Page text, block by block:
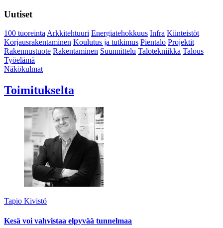
Uutiset
100 tuoreintaArkkitehtuuri Energiatehokkuus Infra Kiinteistöt
Korjausrakentaminen Koulutus ja tutkimus Pientalo Projektit
Rakennustuote Rakentaminen Suunnittelu Talotekniikka Talous
Työelämä
Näkökulmat
Toimitukselta
Tapio Kivistö
Kesä voi vahvistaa elpyvää tunnelmaa